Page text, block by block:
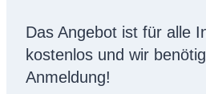
Das Angebot ist für alle
kostenlos und wir
Anmeldung!